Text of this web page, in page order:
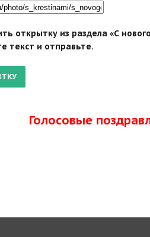
открытку из раздела «С
текст и отправьте.
Голосовые